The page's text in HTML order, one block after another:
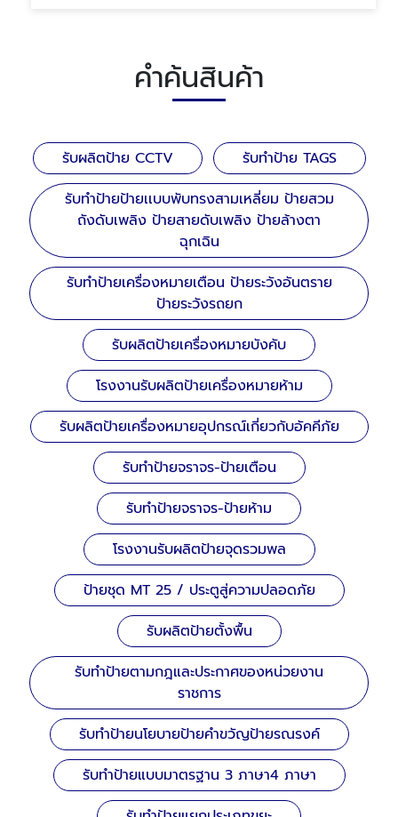
คำค้นสินค้า
รับผลิตป้าย CCTV
รับทำป้าย TAGS
รับทำป้ายป้ายเเบบพับทรงสามเหลี่ยม ป้ายสวม
ถังดับเพลิง ป้ายสายดับเพลิง ป้ายล้างตา
ฉุกเฉิน
รับทำป้ายเครื่องหมายเตือน ป้ายระวังอันตราย
ป้ายระวังรถยก
รับผลิตป้ายเครื่องหมายบังคับ
โรงงานรับผลิตป้ายเครื่องหมายห้าม
รับผลิตป้ายเครื่องหมายอุปกรณ์เกี่ยวกับอัคคีภัย
รับทำป้ายจราจร-ป้ายเตือน
รับทำป้ายจราจร-ป้ายห้าม
โรงงานรับผลิตป้ายจุดรวมพล
ป้ายชุด MT 25 / ประตูสู่ความปลอดภัย
รับผลิตป้ายตั้งพื้น
รับทำป้ายตามกฎและประกาศของหน่วยงาน
ราชการ
รับทำป้ายนโยบายป้ายคำขวัญป้ายรณรงค์
รับทำป้ายแบบมาตรฐาน 3 ภาษา4 ภาษา